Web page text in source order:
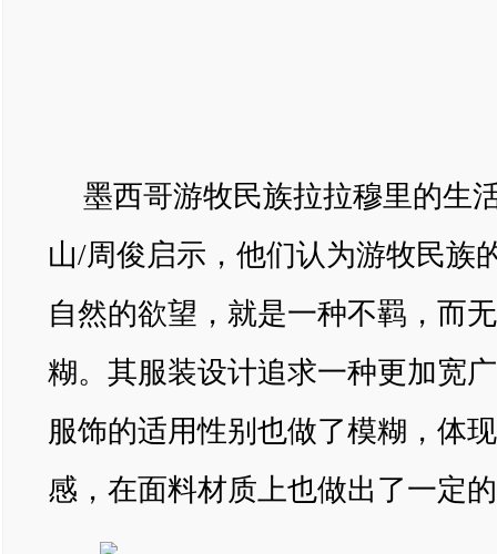
墨西哥游牧民族拉拉穆里的生
山/周俊启示，他们认为游牧民族
自然的欲望，就是一种不羁，而
糊。其服装设计追求一种更加宽
服饰的适用性别也做了模糊，体
感，在面料材质上也做出了一定